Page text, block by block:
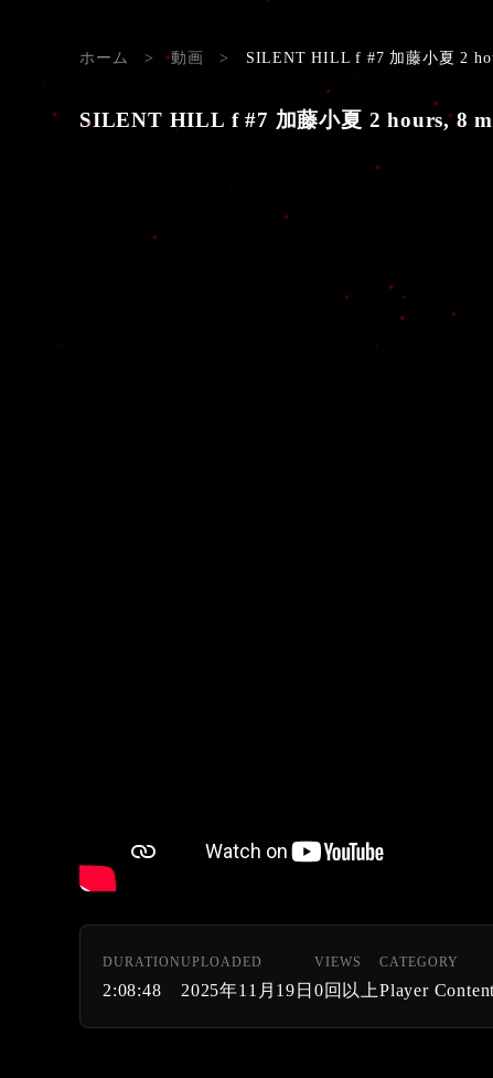
ホーム > 動画 > SILENT HILL f #7 加藤小夏 2
SILENT HILL f #7 加藤小夏 2 hours, 8
DURATION
2:08:48
UPLOADED
2025年11月19日
VIEWS
0回以上
CATEGORY
Player Content